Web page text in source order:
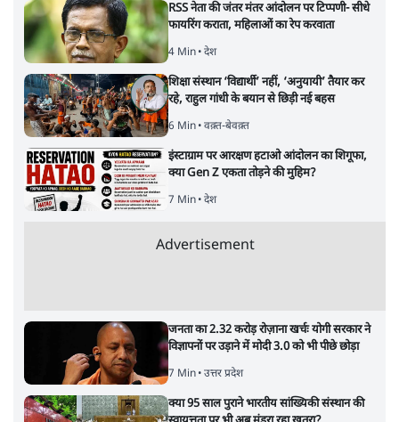
RSS नेता की जंतर मंतर आंदोलन पर टिप्पणी- सीधे
फायरिंग कराता, महिलाओं का रेप करवाता
4 Min• देश
शिक्षा संस्थान ‘विद्यार्थी’ नहीं, ‘अनुयायी’ तैयार कर
रहे, राहुल गांधी के बयान से छिड़ी नई बहस
6 Min• वक़्त-बेवक़्त
इंस्टाग्राम पर आरक्षण हटाओ आंदोलन का शिगूफा,
क्या Gen Z एकता तोड़ने की मुहिम?
7 Min• देश
Advertisement
जनता का 2.32 करोड़ रोज़ाना खर्चः योगी सरकार ने
विज्ञापनों पर उड़ाने में मोदी 3.0 को भी पीछे छोड़ा
7 Min• उत्तर प्रदेश
क्या 95 साल पुराने भारतीय सांख्यिकी संस्थान की